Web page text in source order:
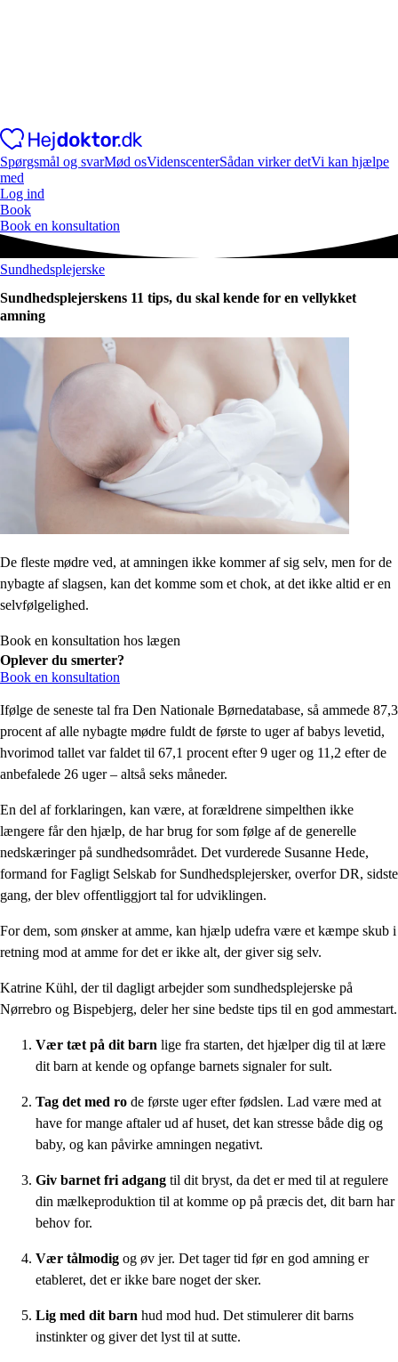
Spørgsmål og svarMød osVidenscenterSådan virker detVi kan hjælpe
med
Log ind
Book
Book en konsultation
Sundhedsplejerske
Sundhedsplejerskens 11 tips, du skal kende for en vellykket
amning
De fleste mødre ved, at amningen ikke kommer af sig selv, men for de
nybagte af slagsen, kan det komme som et chok, at det ikke altid er en
selvfølgelighed.
Book en konsultation hos lægen
Oplever du smerter?
Book en konsultation
Ifølge de seneste tal fra Den Nationale Børnedatabase, så ammede 87,3
procent af alle nybagte mødre fuldt de første to uger af babys levetid,
hvorimod tallet var faldet til 67,1 procent efter 9 uger og 11,2 efter de
anbefalede 26 uger – altså seks måneder.
En del af forklaringen, kan være, at forældrene simpelthen ikke
længere får den hjælp, de har brug for som følge af de generelle
nedskæringer på sundhedsområdet. Det vurderede Susanne Hede,
formand for Fagligt Selskab for Sundhedsplejersker, overfor DR, sidste
gang, der blev offentliggjort tal for udviklingen.
For dem, som ønsker at amme, kan hjælp udefra være et kæmpe skub i
retning mod at amme for det er ikke alt, der giver sig selv.
Katrine Kühl, der til dagligt arbejder som sundhedsplejerske på
Nørrebro og Bispebjerg, deler her sine bedste tips til en god ammestart.
Vær tæt på dit barn lige fra starten, det hjælper dig til at lære
dit barn at kende og opfange barnets signaler for sult.
Tag det med ro de første uger efter fødslen. Lad være med at
have for mange aftaler ud af huset, det kan stresse både dig og
baby, og kan påvirke amningen negativt.
Giv barnet fri adgang til dit bryst, da det er med til at regulere
din mælkeproduktion til at komme op på præcis det, dit barn har
behov for.
Vær tålmodig og øv jer. Det tager tid før en god amning er
etableret, det er ikke bare noget der sker.
Lig med dit barn hud mod hud. Det stimulerer dit barns
instinkter og giver det lyst til at sutte.